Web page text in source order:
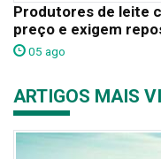
Produtores de leite
preço e exigem
05 ago
ARTIGOS MAIS